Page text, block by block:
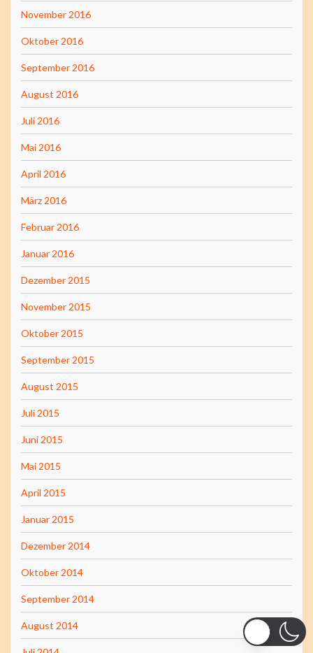
November 2016
Oktober 2016
September 2016
August 2016
Juli 2016
Mai 2016
April 2016
März 2016
Februar 2016
Januar 2016
Dezember 2015
November 2015
Oktober 2015
September 2015
August 2015
Juli 2015
Juni 2015
Mai 2015
April 2015
Januar 2015
Dezember 2014
Oktober 2014
September 2014
August 2014